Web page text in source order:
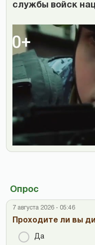
службы войск
Опрос
7 августа 2026 - 05:46
Проходите ли вы
Да